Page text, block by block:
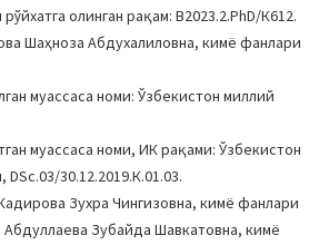
олинган рақам: B2023.2.PhD/К612.
Шаҳноза Абдухалиловна, кимё фанлари
муассаса номи: Ўзбекистон миллий
муассаса номи, ИК рақами: Ўзбекистон
30.12.2019.К.01.03.
Зухра Чингизовна, кимё фанлари
Зубайда Шавкатовна, кимё